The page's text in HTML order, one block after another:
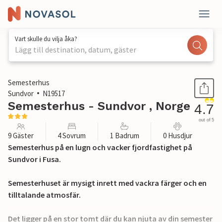
Vart skulle du vilja åka?
Lägg till destination, datum, gäster
1 / 23
Semesterhus
Sundvor
N19517
Semesterhus - Sundvor , Norge 4.7
out of 5
9 Gäster 4 Sovrum 1 Badrum 0 Husdjur
Semesterhus på en lugn och vacker fjordfastighet på
Sundvor i Fusa.
Semesterhuset är mysigt inrett med vackra färger och en
tilltalande atmosfär.
Det ligger på en stor tomt där du kan njuta av din semester